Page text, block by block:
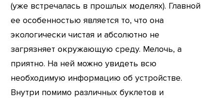
(уже встречалась в прошлых моделях). Главной
ее особенностью является то, что она
экологически чистая и абсолютно не
загрязняет окружающую среду. Мелочь, а
приятно. На ней можно увидеть всю
необходимую информацию об устройстве.
Внутри помимо различных буклетов и